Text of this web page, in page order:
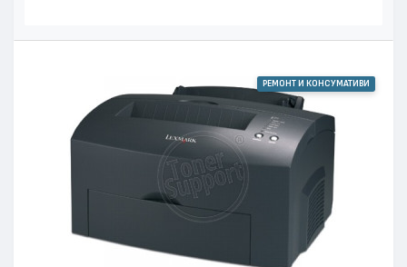
РЕМОНТ И КОНСУМАТИВИ